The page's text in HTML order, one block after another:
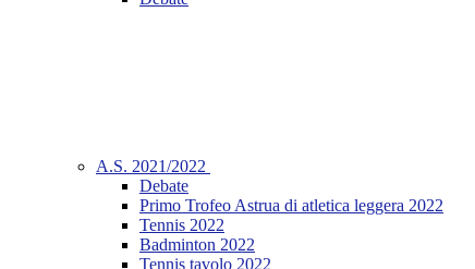
A.S. 2021/2022
Debate
Primo Trofeo Astrua di atletica leggera 2022
Tennis 2022
Badminton 2022
Tennis tavolo 2022